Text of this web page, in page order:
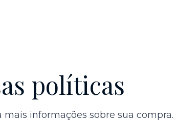
políticas
informações sobre sua compra.